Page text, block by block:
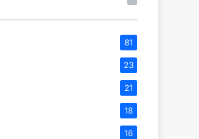
81
23
21
18
16